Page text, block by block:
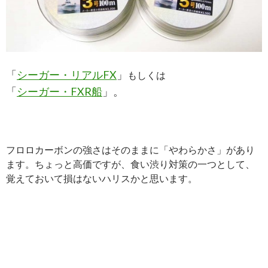
「シーガー・リアルFX 」 もしくは
「シーガー・FXR船 」。
フロロカーボンの強さはそのままに「やわらかさ」があり
ます。ちょっと高価ですが、食い渋り対策の一つとして、
覚えておいて損はないハリスかと思います。